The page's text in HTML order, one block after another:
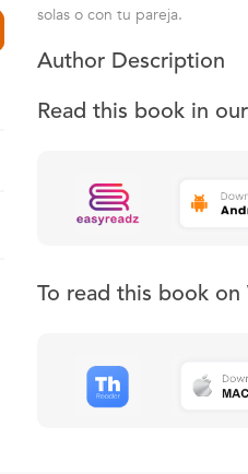
solas o con tu pareja.
Author Description
Read this book in
To read this book